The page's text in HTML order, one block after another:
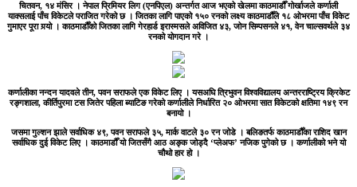
चितवन, १४ मंसिर ।नेपाल प्रिमियर लिग (एनपिएल) अन्तर्गत आज भएको खेलमा काठमाडौँ गोर्खाजले कर्णाली
याक्सलाई पाँच विकेटले पराजित गरेको छ । जितका लागि पाएको १५० रनको लक्ष्य काठमाडौँले १८ ओभरमा पाँच विकेट
गुमाएर पूरा गर्‍यो । काठमाडौँको जितका लागि गेरहार्ड इरास्मसले अविजित ४३, जोन सिम्पसनले ४१, वेन चाल्सवर्थले ३४
रनको योगदान गरे ।
कर्णालीका नन्दन यादवले तीन, पवन सराफले एक विकेट लिए । यसअघि त्रिभुवन विश्वविद्यालय अन्तरराष्ट्रिय क्रिकेट
रङ्गशाला, कीर्तिपुरमा टस जितेर पहिला ब्याटिङ गरेको कर्णालीले निर्धारित २० ओभरमा सात विकेटको क्षतिमा १४९ रन
बनायो ।
जसमा गुल्शन झाले सर्वाधिक ४९, पवन सराफले ३५, मार्क वाटले ३० रन जोडे । बलिङतर्फ काठमाडौँका राशिद खान
सर्वाधिक दुई विकेट लिए । काठमाडौँ यो जितसँगै आठ अङ्क जोड्दै ‘प्लेअफ’ नजिक पुगेको छ । कर्णालीको भने यो
चौथो हार हो ।